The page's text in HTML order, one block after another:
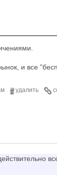
и все
удалить